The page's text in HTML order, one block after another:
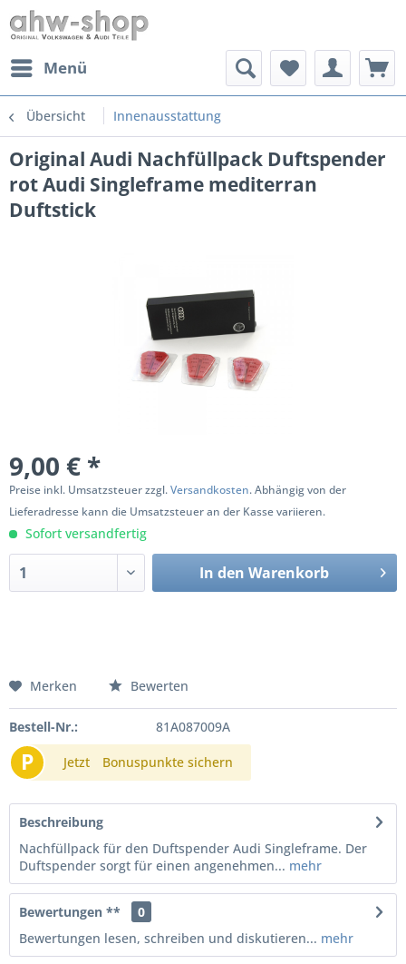
Menü
Übersicht Innenausstattung
Original Audi Nachfüllpack Duftspender
rot Audi Singleframe mediterran
Duftstick
9,00 € *
Preise inkl. Umsatzsteuer zzgl.Versandkosten. Abhängig von der
Lieferadresse kann die Umsatzsteuer an der Kasse variieren.
Sofort versandfertig
In den Warenkorb
Merken Bewerten
Bestell-Nr.: 81A087009A
P Jetzt Bonuspunkte sichern
Beschreibung
Nachfüllpack für den Duftspender Audi Singleframe. Der
Duftspender sorgt für einen angenehmen... mehr
Bewertungen **
0
Bewertungen lesen, schreiben und diskutieren... mehr